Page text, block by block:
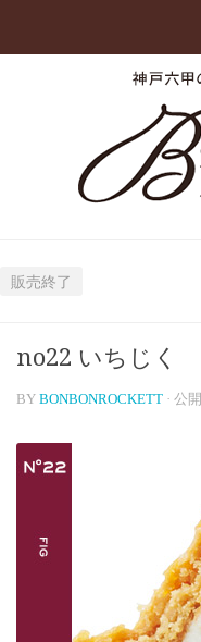
販売終了
no22 いちじく
BY BONBONROCKETT · 公開